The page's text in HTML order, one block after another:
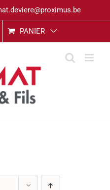
PANIER